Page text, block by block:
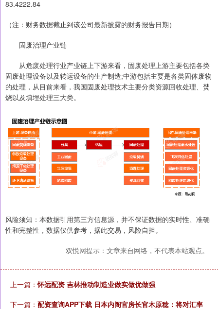
83.4222.84
（注：财务数据截止到该公司最新披露的财务报告日期）
固废治理产业链
从危废处理行业产业链上下游来看，固废处理上游主要包括各类
固废处理设备以及转运设备的生产制造;中游包括主要是各类固体废物
的处理，从目前来看，我国固废处理技术主要分类资源回收处理、焚
烧以及填埋处理三大类。
风险须知：本数据引用第三方信息源，并不保证数据的实时性、准确
性和完整性，数据仅供参考，据此交易，风险自担。
双悦网提示：文章来自网络，不代表本站观点。
上一篇：怀远配资 吉林推动制造业做实做优做强
下一篇： 配资查询APP下载 日本内阁官房长官木原稔：将对汇率